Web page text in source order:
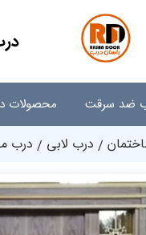
ضد سرقت محصولات
درب لابی درب